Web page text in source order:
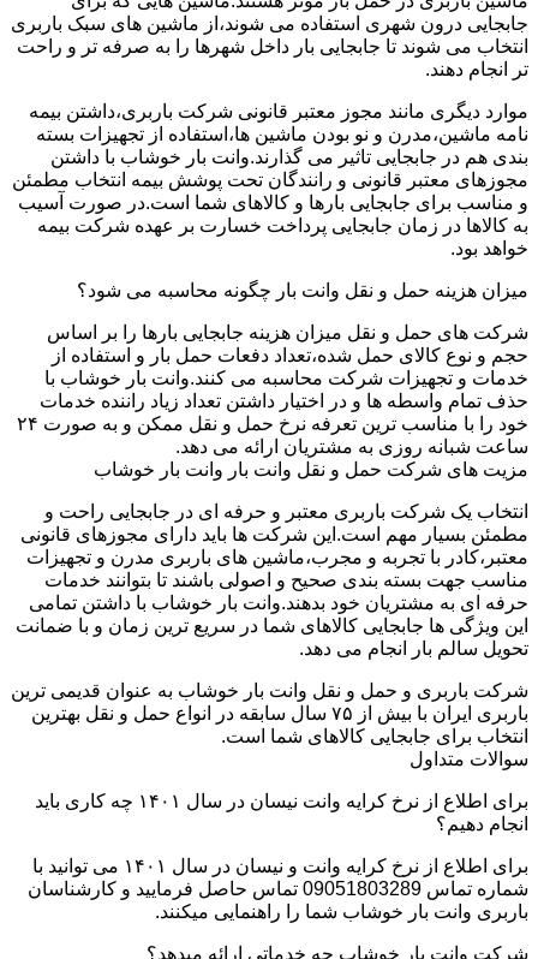
جابجایی درون شهری استفاده می شوند،از ماشین های سبک باربری
انتخاب می شوند تا جابجایی بار داخل شهرها را به صرفه تر و راحت
تر انجام دهند.
موارد دیگری مانند مجوز معتبر قانونی شرکت باربری،داشتن بیمه
نامه ماشین،مدرن و نو بودن ماشین ها،استفاده از تجهیزات بسته
بندی هم در جابجایی تاثیر می گذارند.وانت بار خوشاب با داشتن
مجوزهای معتبر قانونی و رانندگان تحت پوشش بیمه انتخاب مطمئن
و مناسب برای جابجایی بارها و کالاهای شما است.در صورت آسیب
به کالاها در زمان جابجایی پرداخت خسارت بر عهده شرکت بیمه
خواهد بود.
میزان هزینه حمل و نقل وانت بار چگونه محاسبه می شود؟
شرکت های حمل و نقل میزان هزینه جابجایی بارها را بر اساس
حجم و نوع کالای حمل شده،تعداد دفعات حمل بار و استفاده از
خدمات و تجهیزات شرکت محاسبه می کنند.وانت بار خوشاب با
حذف تمام واسطه ها و در اختیار داشتن تعداد زیاد راننده خدمات
خود را با مناسب ترین تعرفه نرخ حمل و نقل ممکن و به صورت ۲۴
ساعت شبانه روزی به مشتریان ارائه می دهد.
مزیت های شرکت حمل و نقل وانت بار وانت بار خوشاب
انتخاب یک شرکت باربری معتبر و حرفه ای در جابجایی راحت و
مطمئن بسیار مهم است.این شرکت ها باید دارای مجوزهای قانونی
معتبر،کادر با تجربه و مجرب،ماشین های باربری مدرن و تجهیزات
مناسب جهت بسته بندی صحیح و اصولی باشند تا بتوانند خدمات
حرفه ای به مشتریان خود بدهند.وانت بار خوشاب با داشتن تمامی
این ویژگی ها جابجایی کالاهای شما در سریع ترین زمان و با ضمانت
تحویل سالم بار انجام می دهد.
شرکت باربری و حمل و نقل وانت بار خوشاب به عنوان قدیمی ترین
باربری ایران با بیش از ۷۵ سال سابقه در انواع حمل و نقل بهترین
انتخاب برای جابجایی کالاهای شما است.
سوالات متداول
برای اطلاع از نرخ کرایه وانت نیسان در سال ۱۴۰۱ چه کاری باید
انجام دهیم؟
برای اطلاع از نرخ کرایه وانت و نیسان در سال ۱۴۰۱ می توانید با
شماره تماس 09051803289 تماس حاصل فرمایید و کارشناسان
باربری وانت بار خوشاب شما را راهنمایی میکنند.
شرکت وانت بار خوشاب چه خدماتی ارائه میدهد؟